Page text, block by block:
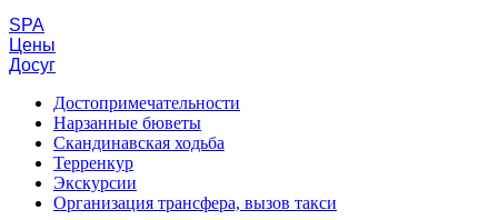
SPA
Цены
Досуг
Достопримечательности
Нарзанные бюветы
Скандинавская ходьба
Терренкур
Экскурсии
Организация трансфера, вызов такси